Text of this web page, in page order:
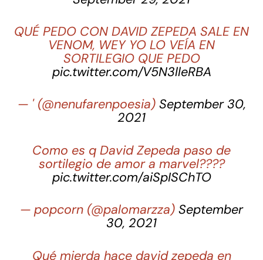
QUÉ PEDO CON DAVID ZEPEDA SALE EN
VENOM, WEY YO LO VEÍA EN
SORTILEGIO QUE PEDO
pic.twitter.com/V5N3lleRBA
— ' (@nenufarenpoesia) September 30,
2021
Como es q David Zepeda paso de
sortilegio de amor a marvel????
pic.twitter.com/aiSpISChTO
— popcorn (@palomarzza) September
30, 2021
Qué mierda hace david zepeda en